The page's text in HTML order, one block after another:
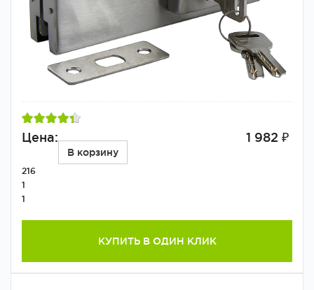
Цена: 1 982 ₽
В корзину
216
1
1
КУПИТЬ В ОДИН КЛИК